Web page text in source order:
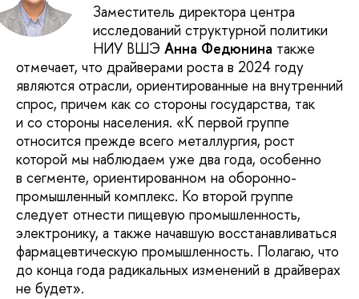
Заместитель директора центра
исследований структурной политики
НИУ ВШЭ Анна Федюнина также
отмечает, что драйверами роста в 2024 году
являются отрасли, ориентированные на внутренний
спрос, причем как со стороны государства, так
и со стороны населения. «К первой группе
относится прежде всего металлургия, рост
которой мы наблюдаем уже два года, особенно
в сегменте, ориентированном на оборонно-
промышленный комплекс. Ко второй группе
следует отнести пищевую промышленность,
электронику, а также начавшую восстанавливаться
фармацевтическую промышленность. Полагаю, что
до конца года радикальных изменений в драйверах
не будет».